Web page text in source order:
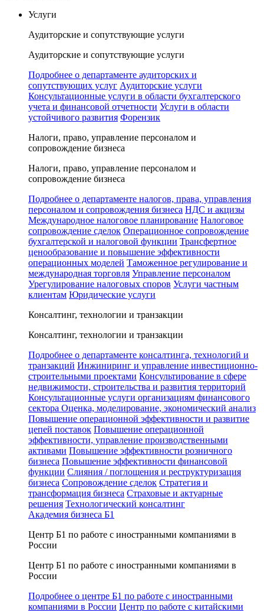
Услуги
Аудиторские и сопутствующие услуги
Аудиторские и сопутствующие услуги
Подробнее о департаменте аудиторских и
сопутствующих услуг Аудиторские услуги
Консультационные услуги в области бухгалтерского
учета и финансовой отчетности Услуги в области
устойчивого развития Форензик
Налоги, право, управление персоналом и
сопровождение бизнеса
Налоги, право, управление персоналом и
сопровождение бизнеса
Подробнее о департаменте налогов, права, управления
персоналом и сопровождения бизнеса НДС и акцизы
Международное налоговое планирование Налоговое
сопровождение сделок Операционное сопровождение
бухгалтерской и налоговой функции Трансфертное
ценообразование и повышение эффективности
операционных моделей Таможенное регулирование и
международная торговля Управление персоналом
Урегулирование налоговых споров Услуги частным
клиентам Юридические услуги
Консалтинг, технологии и транзакции
Консалтинг, технологии и транзакции
Подробнее о департаменте консалтинга, технологий и
транзакций Инжиниринг и управление инвестиционно-
строительными проектами Консультирование в сфере
недвижимости, строительства и развития территорий
Консультационные услуги организациям финансового
сектора Оценка, моделирование, экономический анализ
Повышение операционной эффективности и развитие
цепей поставок Повышение операционной
эффективности, управление производственными
активами Повышение эффективности розничного
бизнеса Повышение эффективности финансовой
функции Слияния / поглощения и реструктуризация
бизнеса Сопровождение сделок Стратегия и
трансформация бизнеса Страховые и актуарные
решения Технологический консалтинг
Академия бизнеса Б1
Центр Б1 по работе с иностранными компаниями в
России
Центр Б1 по работе с иностранными компаниями в
России
Подробнее о центре Б1 по работе с иностранными
компаниями в России Центр по работе с китайскими